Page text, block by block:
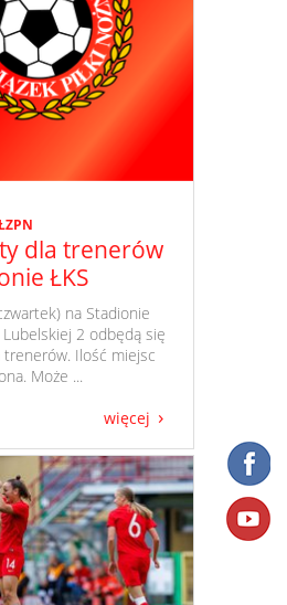
dla trenerów
ŁKS
na Stadionie
Lubelskiej 2 odbędą się
trenerów. Ilość miejsc
Może ...
więcej